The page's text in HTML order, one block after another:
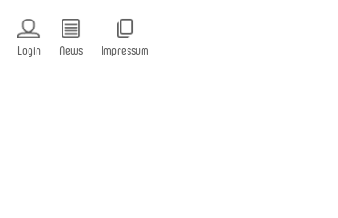
Login News Impressum